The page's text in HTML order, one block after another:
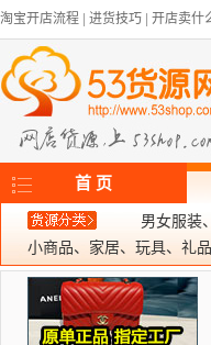
淘宝开店流程 进货技巧 开店卖什
首 页
男女服装
小商品、家居、玩具、礼